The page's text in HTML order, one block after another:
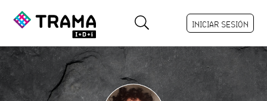
INICIAR SESIÓN